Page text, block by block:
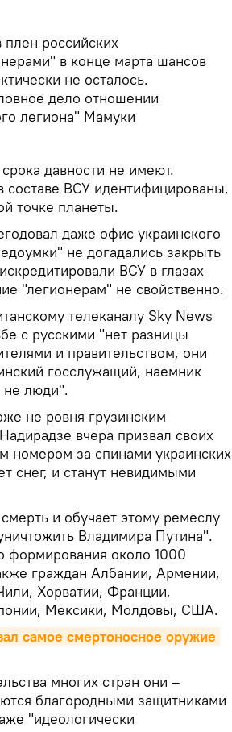
российских
в конце марта шансов
не осталось.
дело отношении
легиона" Мамуки
давности не имеют.
составе ВСУ идентифицированы,
точке планеты.
даже офис украинского
не догадались закрыть
ВСУ в глазах
"легионерам" не свойственно.
телеканалу Sky News
с русскими "нет разницы
и правительством, они
госслужащий, наемник
не люди".
не ровня грузинским
вчера призвал своих
номером за спинами украинских
снег, и станут невидимыми
и обучает этому ремеслу
Владимира Путина".
формирования около 1000
граждан Албании, Армении,
Хорватии, Франции,
Мексики, Молдовы, США.
самое смертоносное оружие
многих стран они –
благородными защитниками
"идеологически